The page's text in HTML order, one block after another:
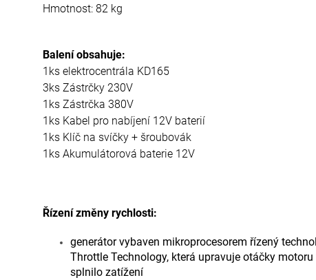
Hmotnost: 82 kg
Balení obsahuje:
1ks elektrocentrála KD165
3ks Zástrčky 230V
1ks Zástrčka 380V
1ks Kabel pro nabíjení 12V baterií
1ks Klíč na svíčky + šroubovák
1ks Akumulátorová baterie 12V
Řízení změny rychlosti:
generátor vybaven mikroprocesorem řízený
Throttle Technology, která upravuje otáčky motoru
splnilo zatížení